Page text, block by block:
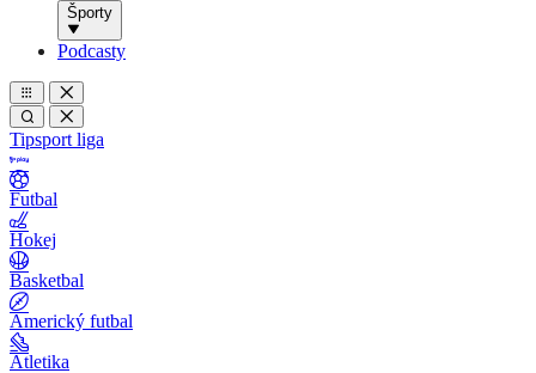
Športy
Podcasty
Tipsport liga
Futbal
Hokej
Basketbal
Americký futbal
Atletika